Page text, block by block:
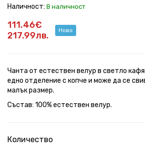
Наличност: В наличност
111.46€
217.99лв.
Ново
Чанта от естествен велур в светло
едно отделение с копче и може да се
малък размер.
Състав: 100% естествен велур.
Количество